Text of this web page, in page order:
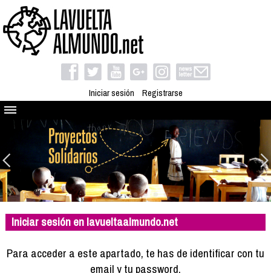
Iniciar sesión Registrarse
Quienes somos
El proyecto
Blog
Viaja con nosotros
Camino solidario
Libros
Compañeros de viaje
Iniciar sesión en lavueltaalmundo.net
Para acceder a este apartado, te has de identificar con tu
email y tu password.